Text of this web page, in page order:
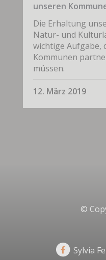
unseren
Die Erhaltung
Natur- und
wichtige Aufgabe,
Kommunen
müssen.
12. März 2019
©
Sylvia